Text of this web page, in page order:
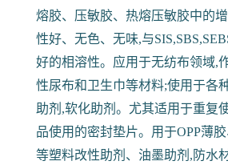
熔胶、压敏胶、热熔压敏胶中的
性好、无色、无味,与
好的相溶性。应用于无纺布领域,
性尿布和卫生巾等材料;使用于各
助剂,软化助剂。尤其适用于重复
品使用的密封垫片。用于OPP薄
等塑料改性助剂、油墨助剂,防水